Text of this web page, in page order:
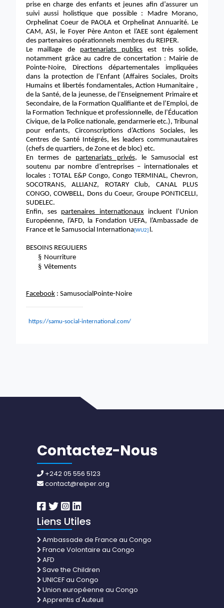
prise en charge des enfants et jeunes afin d’assurer un
suivi aussi holistique que possible : Madre Morano,
Orphelinat Coeur de PAOLA et Orphelinat Annuarité. Le
CAM, ASI, le Foyer Père Anton et l’AEE sont également
des partenaires opérationnels membres du REIPER.
Le maillage de partenariats publics est très solide,
notamment grâce au cadre de concertation : Mairie de
Pointe-Noire, Directions départementales impliquées
dans la protection de l’Enfant (Affaires Sociales, Droits
Humains et libertés fondamentales, Action Humanitaire ,
de la Santé, de la jeunesse, de l’Enseignement Primaire et
Secondaire, de la Formation Qualifiante et de l’Emploi, de
la Formation Technique et professionnelle, de l’Éducation
Civique, de la Police nationale, gendarmerie etc.), Tribunal
pour enfants, Circonscriptions d’Actions Sociales, les
Centres de Santé Intégrés, les leaders communautaires
(chefs de quartiers, de Zone et de bloc) etc.
En termes de partenariats privés, le Samusocial est
soutenu par nombre d’entreprises – internationales et
locales : TOTAL E&P Congo, Congo TERMINAL, Chevron,
SOCOTRANS, ALLIANZ, ROTARY Club, CANAL PLUS
CONGO, COWBELL, Dons du Coeur, Groupe PONTICELLI,
SUDELEC.
Enfin, ses partenaires internationaux incluent
l’Union
Européenne, l’AFD, la Fondation UEFA, l’Ambassade de
France et le Samusocial Internationa[WU2] l.
BESOINS REGULIERS
§ Nourriture
§ Vêtements
Facebook : SamusocialPointe-Noire
https://samu-social-international.com/
Contactez-Nous
+242 05 556 5123
contact@reiper.org
Liens Utiles
Ambassade de France au Congo
France Volontaire au Congo
AFD
Save the Children
UNICEF au Congo
Union européenne au Congo
Apprentis d'Auteuil